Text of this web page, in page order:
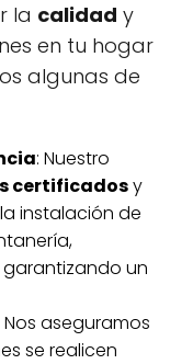
la calidad y
en tu hogar
algunas de
: Nuestro
certificadosy
instalación de
un
Nos aseguramos
se realicen